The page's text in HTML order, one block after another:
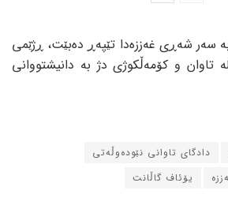
کە 412 ڕۆژ بە سەر شەڕی غەززەدا تێپەڕ دەبێت، ڕژێمی
تاوان و کۆمەڵکوژی دژ بە دانیشتووانی
دادگای تاوانی نێودەوڵەتی
یۆئاف گاڵانت